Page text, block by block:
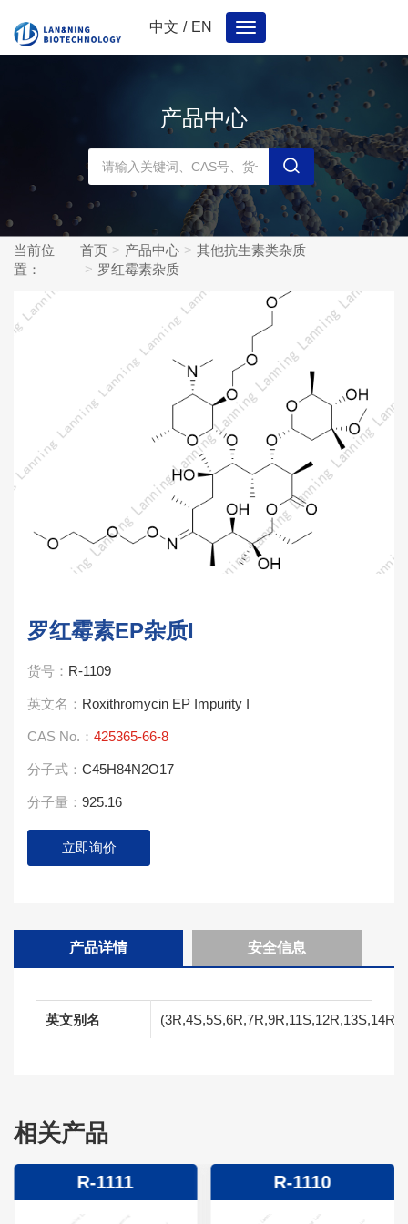
中文 / EN
Toggle
navigation
产品中心
当前位
置：
首页 产品中心
其他抗生素类杂质
罗红霉素杂质
罗红霉素EP杂质I
货号： R-1109
英文名： Roxithromycin EP Impurity I
CAS No.： 425365-66-8
分子式： C45H84N2O17
分子量： 925.16
立即询价
产品详情 安全信息
英文别名
相关产品
R-1111 R-1110